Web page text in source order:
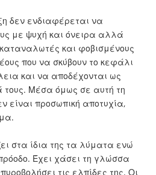
δεν ενδιαφέρεται να
με ψυχή και όνειρα αλλά
και φοβισμένους
που να σκύβουν το κεφάλι
και να αποδέχονται ως
τους. Μέσα όμως σε αυτή τη
είναι προσωπική αποτυχία,
στα ίδια της τα λύματα ενώ
Έχει χάσει τη γλώσσα
τις ελπίδες της. Οι